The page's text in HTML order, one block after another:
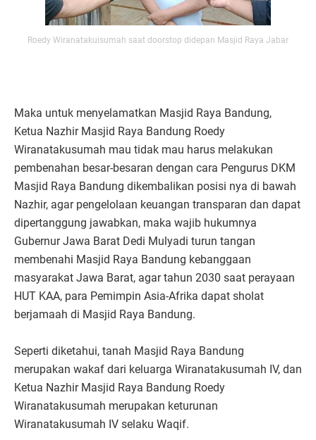
Roedy Wiranatakuisumah saat doorstop didepan Masjid Raya Jabar
Maka untuk menyelamatkan Masjid Raya Bandung,
Ketua Nazhir Masjid Raya Bandung Roedy
Wiranatakusumah mau tidak mau harus melakukan
pembenahan besar-besaran dengan cara Pengurus DKM
Masjid Raya Bandung dikembalikan posisi nya di bawah
Nazhir, agar pengelolaan keuangan transparan dan dapat
dipertanggung jawabkan, maka wajib hukumnya
Gubernur Jawa Barat Dedi Mulyadi turun tangan
membenahi Masjid Raya Bandung kebanggaan
masyarakat Jawa Barat, agar tahun 2030 saat perayaan
HUT KAA, para Pemimpin Asia-Afrika dapat sholat
berjamaah di Masjid Raya Bandung.
Seperti diketahui, tanah Masjid Raya Bandung
merupakan wakaf dari keluarga Wiranatakusumah IV, dan
Ketua Nazhir Masjid Raya Bandung Roedy
Wiranatakusumah merupakan keturunan
Wiranatakusumah IV selaku Waqif.